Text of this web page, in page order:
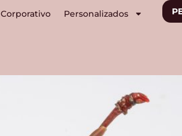
Corporativo Personalizados